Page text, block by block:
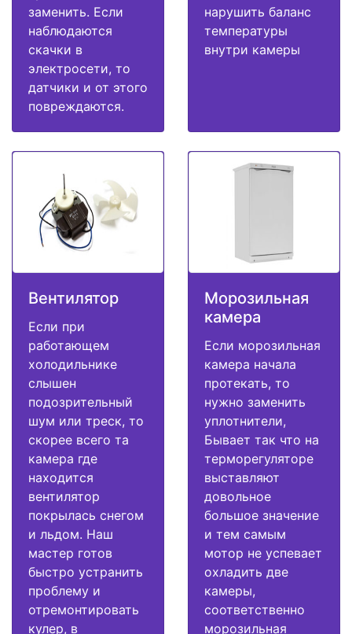
заменить. Если
наблюдаются
скачки в
электросети, то
датчики и от этого
повреждаются.
нарушить баланс
температуры
внутри камеры
Вентилятор
Если при
работающем
холодильнике
слышен
подозрительный
шум или треск, то
скорее всего та
камера где
находится
вентилятор
покрылась снегом
и льдом. Наш
мастер готов
быстро устранить
проблему и
отремонтировать
кулер, в
Морозильная
камера
Если морозильная
камера начала
протекать, то
нужно заменить
уплотнители,
Бывает так что на
терморегуляторе
выставляют
довольное
большое значение
и тем самым
мотор не успевает
охладить две
камеры,
соответственно
морозильная